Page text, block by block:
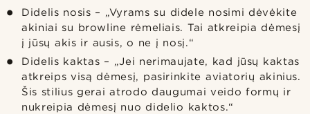
Didelis nosis – „Vyrams su didele nosimi dėvėkite
akiniai su browline rėmeliais. Tai atkreipia dėmesį
į jūsų akis ir ausis, o ne į nosį.“
Didelis kaktas – „Jei nerimaujate, kad jūsų kaktas
atkreips visą dėmesį, pasirinkite aviatorių akinius.
Šis stilius gerai atrodo daugumai veido formų ir
nukreipia dėmesį nuo didelio kaktos.“